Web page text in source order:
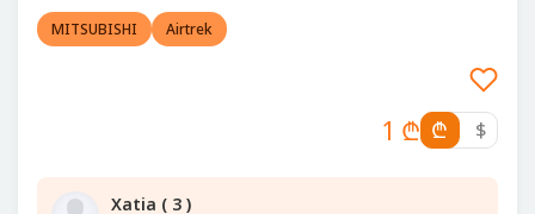
MITSUBISHI Airtrek
1 ₾ ₾ $
Xatia ( 3 )